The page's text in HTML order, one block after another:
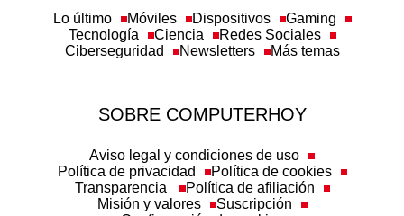
Lo último Móviles Dispositivos
Gaming
Tecnología
Ciencia
Redes Sociales
Ciberseguridad
Newsletters Más temas
SOBRE COMPUTERHOY
Aviso legal y condiciones de uso
Política de privacidad
Política de cookies
Transparencia
Política de afiliación
Misión y valores
Suscripción